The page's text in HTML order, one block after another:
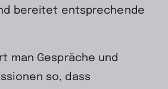
bereitet entsprechende
man Gespräche und
so, dass